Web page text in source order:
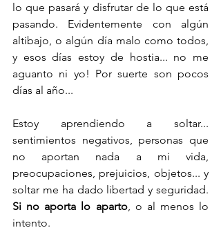
lo que pasará y disfrutar de lo que está
pasando. Evidentemente con algún
altibajo, o algún día malo como todos,
y esos días estoy de hostia... no me
aguanto ni yo! Por suerte son pocos
días al año...
Estoy aprendiendo a soltar...
sentimientos negativos, personas que
no aportan nada a mi vida,
preocupaciones, prejuicios, objetos... y
Si no aporta lo aparto, o al menos lo
intento.